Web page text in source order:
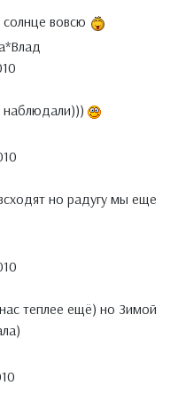
солнце вовсю
наблюдали)))
но радугу мы еще
теплее ещё) но Зимой